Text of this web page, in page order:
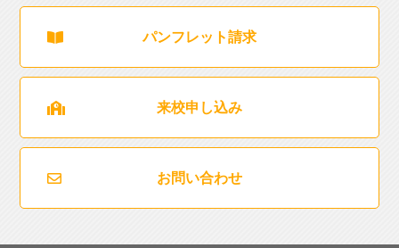
パンフレット請求
来校申し込み
お問い合わせ